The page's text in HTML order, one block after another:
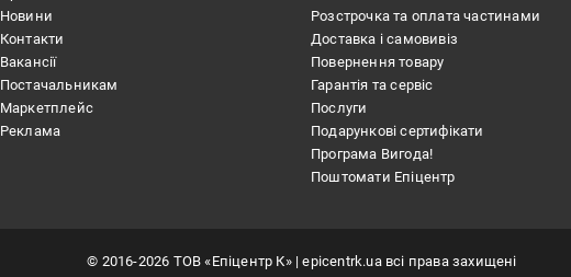
Новини
Контакти
Вакансії
Постачальникам
Маркетплейс
Реклама
Розстрочка та оплата частинами
Доставка і самовивіз
Повернення товару
Гарантія та сервіс
Послуги
Подарункові сертифікати
Програма Вигода!
Поштомати Епіцентр
© 2016-2026 ТОВ «Епіцентр К»| epicentrk.ua всі права захищені